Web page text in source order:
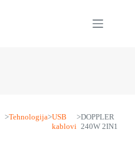
>Tehnologija>USB
kablovi
>DOPPLER
240W 2IN1